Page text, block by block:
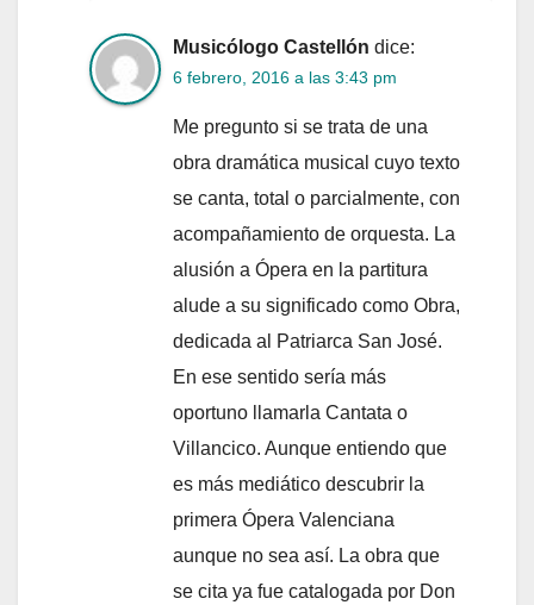
Musicólogo Castellón dice:
6 febrero, 2016 a las 3:43 pm
Me pregunto si se trata de una
obra dramática musical cuyo texto
se canta, total o parcialmente, con
acompañamiento de orquesta. La
alusión a Ópera en la partitura
alude a su significado como Obra,
dedicada al Patriarca San José.
En ese sentido sería más
oportuno llamarla Cantata o
Villancico. Aunque entiendo que
es más mediático descubrir la
primera Ópera Valenciana
aunque no sea así. La obra que
se cita ya fue catalogada por Don